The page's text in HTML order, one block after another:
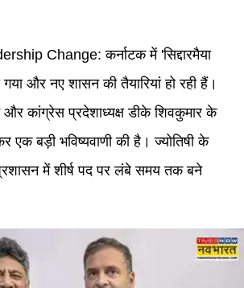
Change:कर्नाटक में 'सिद्दारमैया
और नए शासन की तैयारियां हो रही हैं।
और कांग्रेस प्रदेशाध्यक्ष डीके शिवकुमार के
एक बड़ी भविष्यवाणी की है। ज्योतिषी के
में शीर्ष पद पर लंबे समय तक बने